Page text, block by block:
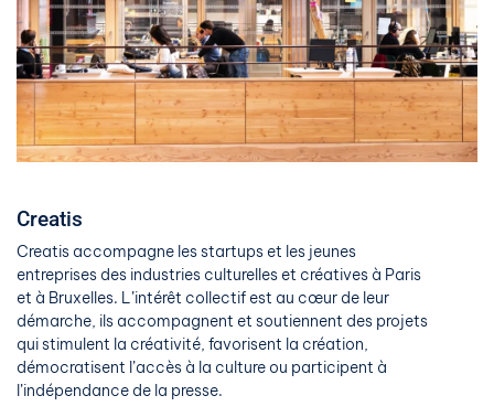
Creatis
Creatis accompagne les startups et les jeunes
entreprises des industries culturelles et créatives à Paris
et à Bruxelles. L’intérêt collectif est au cœur de leur
démarche, ils accompagnent et soutiennent des projets
qui stimulent la créativité, favorisent la création,
démocratisent l’accès à la culture ou participent à
l’indépendance de la presse.